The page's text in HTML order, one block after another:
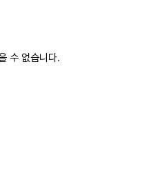
수 없습니다.